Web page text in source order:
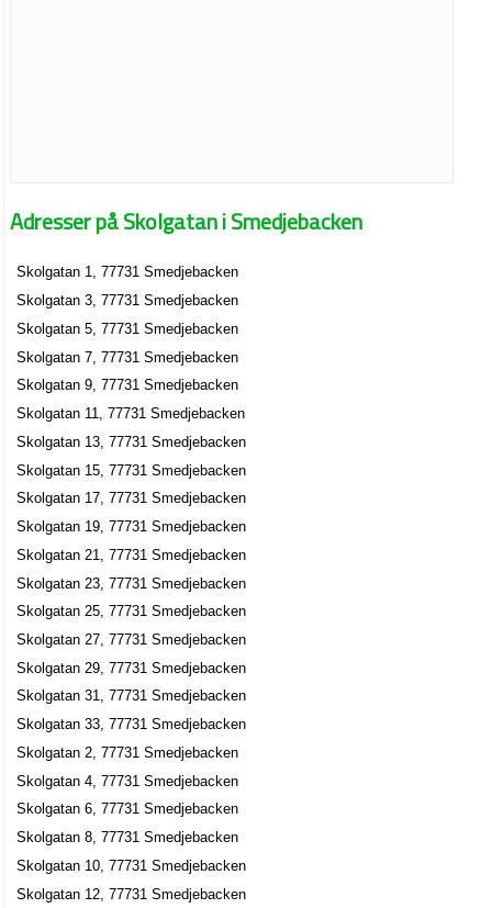
Adresser på Skolgatan i Smedjebacken
Skolgatan 1, 77731 Smedjebacken
Skolgatan 3, 77731 Smedjebacken
Skolgatan 5, 77731 Smedjebacken
Skolgatan 7, 77731 Smedjebacken
Skolgatan 9, 77731 Smedjebacken
Skolgatan 11, 77731 Smedjebacken
Skolgatan 13, 77731 Smedjebacken
Skolgatan 15, 77731 Smedjebacken
Skolgatan 17, 77731 Smedjebacken
Skolgatan 19, 77731 Smedjebacken
Skolgatan 21, 77731 Smedjebacken
Skolgatan 23, 77731 Smedjebacken
Skolgatan 25, 77731 Smedjebacken
Skolgatan 27, 77731 Smedjebacken
Skolgatan 29, 77731 Smedjebacken
Skolgatan 31, 77731 Smedjebacken
Skolgatan 33, 77731 Smedjebacken
Skolgatan 2, 77731 Smedjebacken
Skolgatan 4, 77731 Smedjebacken
Skolgatan 6, 77731 Smedjebacken
Skolgatan 8, 77731 Smedjebacken
Skolgatan 10, 77731 Smedjebacken
Skolgatan 12, 77731 Smedjebacken